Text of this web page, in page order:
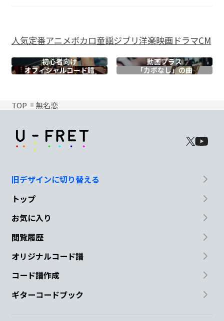
人気定番アニメボカロ童謡ジブリ洋楽映画ドラマCM
初心者向け
動画プラス
オフィシャルコード譜 「カポなし」の曲
TOP 無名恋
旧デザインに切り替える
トップ
お気に入り
閲覧履歴
オリジナルコード譜
コード譜作成
ギターコードブック